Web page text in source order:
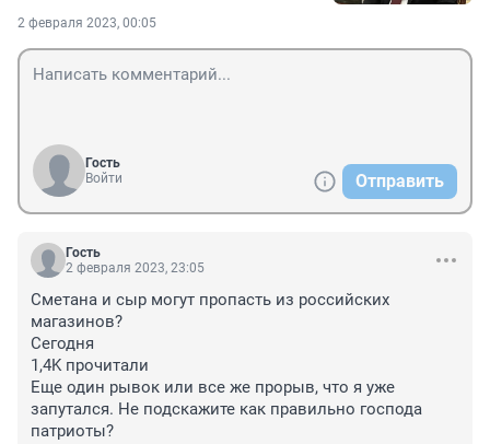
2 февраля 2023, 00:05
Гость
Войти
Отправить
Гость
2 февраля 2023, 23:05
Сметана и сыр могут пропасть из российских
магазинов?
Сегодня
1,4K прочитали
Еще один рывок или все же прорыв, что я уже
запутался. Не подскажите как правильно господа
патриоты?